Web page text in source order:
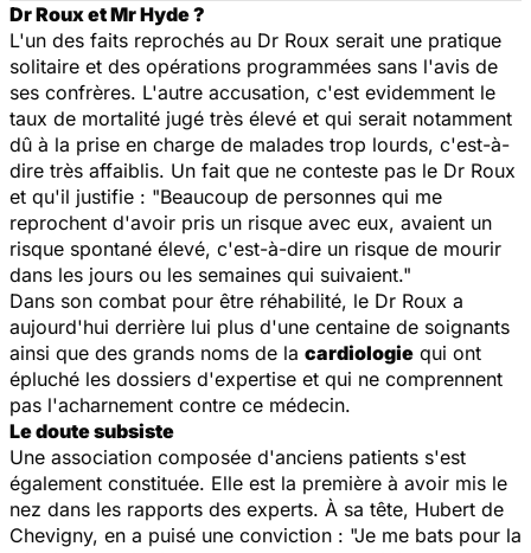
Dr Roux et Mr Hyde ?
L'un des faits reprochés au Dr Roux serait une pratique
solitaire et des opérations programmées sans l'avis de
ses confrères. L'autre accusation, c'est evidemment le
taux de mortalité jugé très élevé et qui serait notamment
dû à la prise en charge de malades trop lourds, c'est-à-
dire très affaiblis. Un fait que ne conteste pas le Dr Roux
et qu'il justifie : "Beaucoup de personnes qui me
reprochent d'avoir pris un risque avec eux, avaient un
risque spontané élevé, c'est-à-dire un risque de mourir
dans les jours ou les semaines qui suivaient."
Dans son combat pour être réhabilité, le Dr Roux a
aujourd'hui derrière lui plus d'une centaine de soignants
ainsi que des grands noms de la cardiologie qui ont
épluché les dossiers d'expertise et qui ne comprennent
pas l'acharnement contre ce médecin.
Le doute subsiste
Une association composée d'anciens patients s'est
également constituée. Elle est la première à avoir mis le
nez dans les rapports des experts. À sa tête, Hubert de
Chevigny, en a puisé une conviction : "Je me bats pour la